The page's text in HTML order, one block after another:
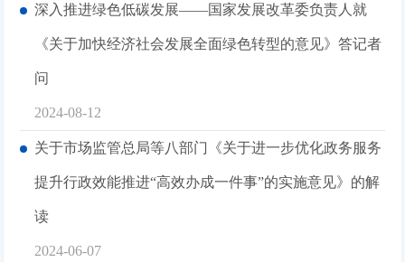
深入推进绿色低碳发展——国家发展改革委负责人就
《关于加快经济社会发展全面绿色转型的意见》答记者
问
2024-08-12
关于市场监管总局等八部门《关于进一步优化政务服务
提升行政效能推进“高效办成一件事”的实施意见》的解
读
2024-06-07